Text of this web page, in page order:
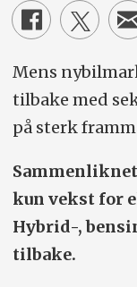
Mens
tilbake med
på sterk
kun vekst for
Hybrid-,
tilbake.